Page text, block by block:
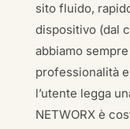
sito fluido,
dispositivo (dal
abbiamo
professionalità
l’utente legga
NETWORX è